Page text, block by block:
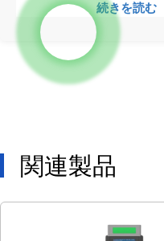
続きを読む
関連製品